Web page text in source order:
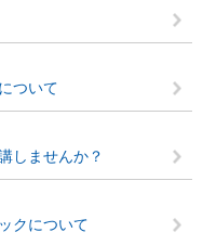
ついて
しませんか？
クについて